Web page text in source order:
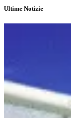
Ultime Notizie